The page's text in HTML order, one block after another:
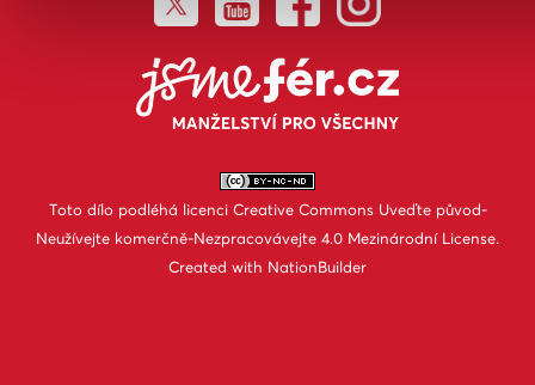
Toto dílo podléhá licenci Creative Commons Uveďte původ-
Neužívejte komerčně-Nezpracovávejte 4.0 Mezinárodní License.
Created with NationBuilder